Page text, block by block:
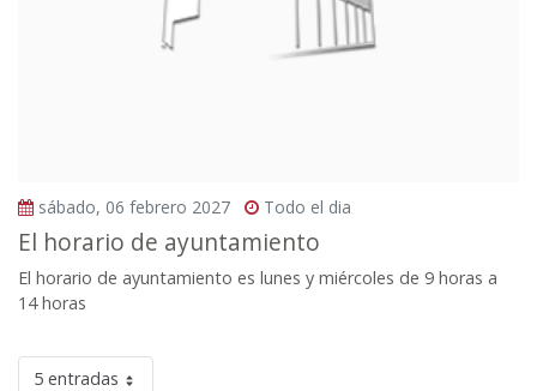
sábado, 06 febrero 2027 Todo el dia
El horario de ayuntamiento
El horario de ayuntamiento es lunes y miércoles de 9 horas a
14 horas
5 entradas